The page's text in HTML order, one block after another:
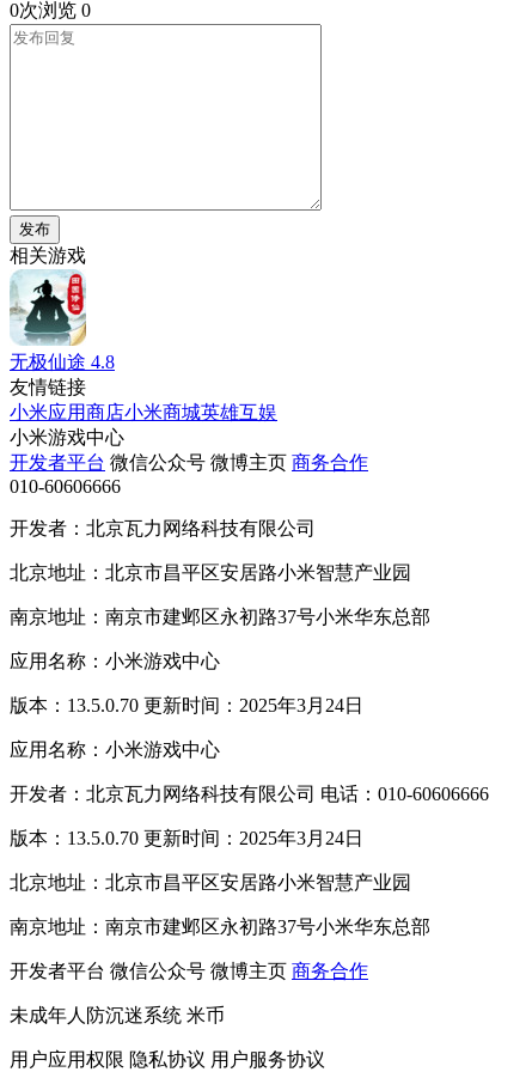
0次浏览 0
发布
相关游戏
无极仙途 4.8
友情链接
小米应用商店小米商城英雄互娱
小米游戏中心
开发者平台 微信公众号 微博主页 商务合作
010-60606666
开发者：北京瓦力网络科技有限公司
北京地址：北京市昌平区安居路小米智慧产业园
南京地址：南京市建邺区永初路37号小米华东总部
应用名称：小米游戏中心
版本：13.5.0.70 更新时间：2025年3月24日
应用名称：小米游戏中心
开发者：北京瓦力网络科技有限公司 电话：010-60606666
版本：13.5.0.70 更新时间：2025年3月24日
北京地址：北京市昌平区安居路小米智慧产业园
南京地址：南京市建邺区永初路37号小米华东总部
开发者平台 微信公众号 微博主页 商务合作
未成年人防沉迷系统 米币
用户应用权限 隐私协议 用户服务协议